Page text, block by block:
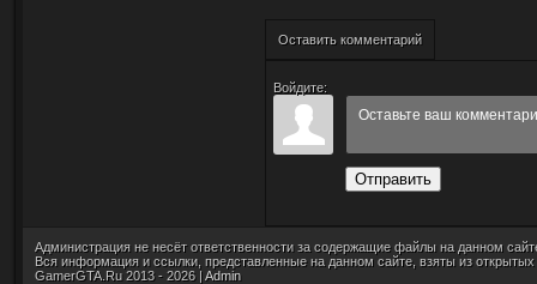
Оставить комментарий
Войдите:
Отправить
Администрация не несёт ответственности за содержащие файлы на данном
Вся информация и ссылки, представленные на данном сайте, взяты из
GamerGTA.Ru 2013 - 2026 |Admin